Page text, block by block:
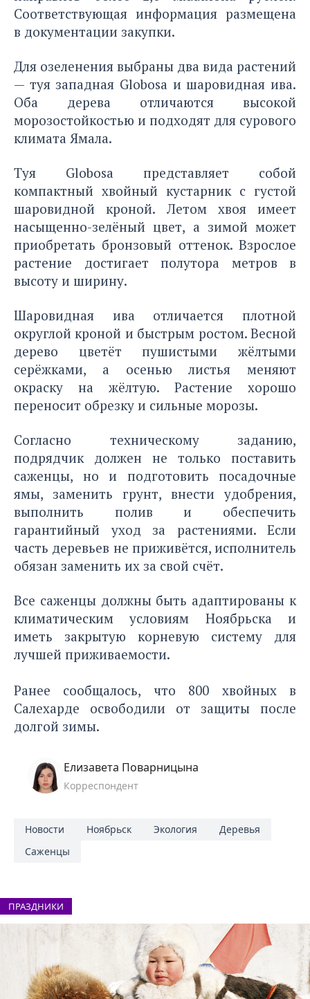
Соответствующая информация размещена
в документации закупки.
Для озеленения выбраны два вида растений
— туя западная Globosa и шаровидная ива.
Оба дерева отличаются высокой
морозостойкостью и подходят для сурового
климата Ямала.
Туя Globosa представляет собой
компактный хвойный кустарник с густой
шаровидной кроной. Летом хвоя имеет
насыщенно-зелёный цвет, а зимой может
приобретать бронзовый оттенок. Взрослое
растение достигает полутора метров в
высоту и ширину.
Шаровидная ива отличается плотной
округлой кроной и быстрым ростом. Весной
дерево цветёт пушистыми жёлтыми
серёжками, а осенью листья меняют
окраску на жёлтую. Растение хорошо
переносит обрезку и сильные морозы.
Согласно техническому заданию,
подрядчик должен не только поставить
саженцы, но и подготовить посадочные
ямы, заменить грунт, внести удобрения,
выполнить полив и обеспечить
гарантийный уход за растениями. Если
часть деревьев не приживётся, исполнитель
обязан заменить их за свой счёт.
Все саженцы должны быть адаптированы к
климатическим условиям Ноябрьска и
иметь закрытую корневую систему для
лучшей приживаемости.
Ранее сообщалось, что 800 хвойных в
Салехарде освободили от защиты после
долгой зимы.
Елизавета Поварницына
Корреспондент
Новости Ноябрьск Экология
Деревья
Саженцы
ПРАЗДНИКИ